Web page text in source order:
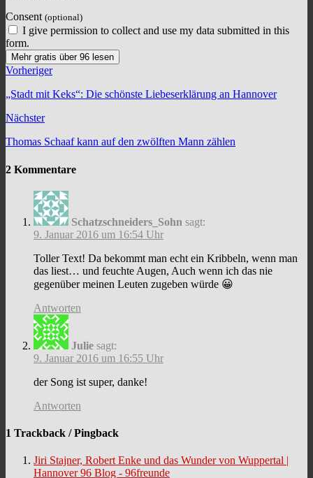
Consent (optional)
I give permission to collect and use my data submitted in this
form.
Mehr gratis über 96 lesen
Vorheriger
„Stadt mit Keks“: Die schönste Liebeserklärung an Hannover
Nächster
Thomas Schaaf kann auf den zwölften Mann zählen
2 Kommentare
Schatzschneiders_Sohn sagt:
9. Januar 2016 um 16:54 Uhr
Toller Text! Da bekommt man echt ein Kribbeln, wenn man
das liest… und feuchte Augen, Auch wenn ich das nie
gegenüber meinen Leuten zugeben würde 😀
Antworten
Julie sagt:
9. Januar 2016 um 16:55 Uhr
der Song ist super, danke!
Antworten
1 Trackback / Pingback
Jiri Stajner, Robert Enke und das Wunder von Wuppertal |
Hannover 96 Blog - 96freunde